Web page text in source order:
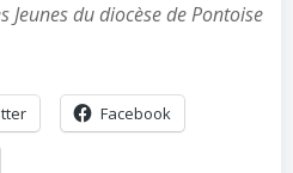
Jeunes du diocèse de Pontoise
Facebook